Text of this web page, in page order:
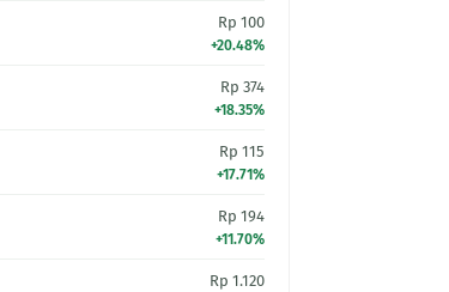
Rp 100
+20.48%
Rp 374
+18.35%
Rp 115
+17.71%
Rp 194
+11.70%
Rp 1.120